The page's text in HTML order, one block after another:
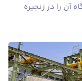
آن را در زنجیره